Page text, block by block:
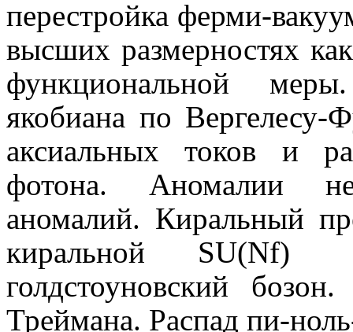
перестройка ферми-
высших размерностях
функциональной
якобиана по Вергелесу-
аксиальных токов и
фотона. Аномалии
аномалий. Киральный
киральной
SU(Nf)
голдстоуновский
Треймана. Распад пи-